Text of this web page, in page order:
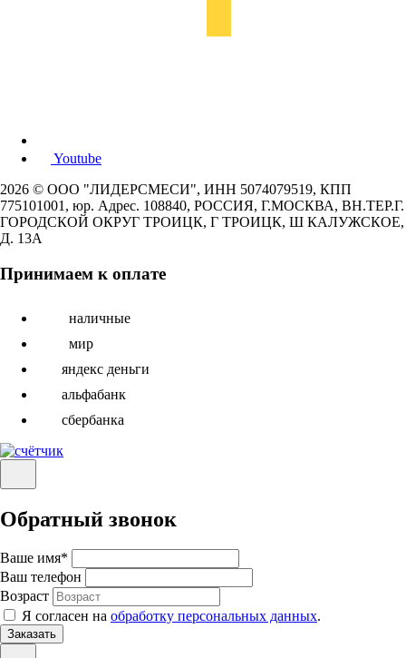
Youtube
2026 © ООО "ЛИДЕРСМЕСИ", ИНН 5074079519, КПП
775101001, юр. Адрес. 108840, РОССИЯ, Г.МОСКВА, ВН.ТЕР.Г.
ГОРОДСКОЙ ОКРУГ ТРОИЦК, Г ТРОИЦК, Ш КАЛУЖСКОЕ,
Д. 13А
Принимаем к оплате
наличные
мир
яндекс деньги
альфабанк
сбербанка
Обратный звонок
Ваше имя*
Ваш телефон
Возраст
Я согласен на обработку персональных данных.